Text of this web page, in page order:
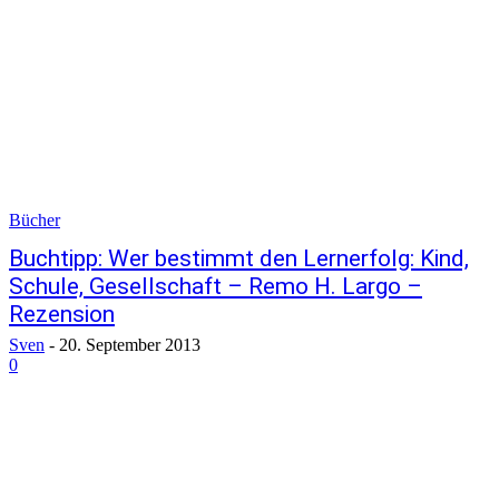
Bücher
Buchtipp: Wer bestimmt den Lernerfolg: Kind,
Schule, Gesellschaft – Remo H. Largo –
Rezension
Sven - 20. September 2013
0